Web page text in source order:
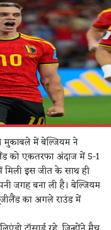
मुकाबले में बेल्जियम ने
को एकतरफा अंदाज में 5-1
मिली इस जीत के साथ ही
जगह बना ली है। बेल्जियम
का अगले राउंड में